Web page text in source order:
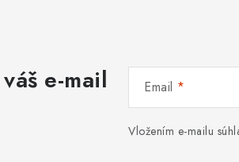
e-mail Email
Vložením e-mailu